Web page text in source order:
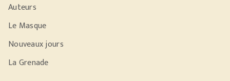
Auteurs
Le Masque
Nouveaux jours
La Grenade